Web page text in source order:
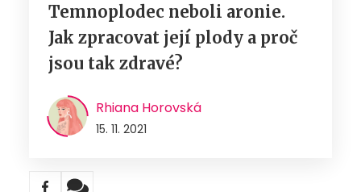
Temnoplodec neboli aronie.
Jak zpracovat její plody a proč
jsou tak zdravé?
Rhiana Horovská
15. 11. 2021